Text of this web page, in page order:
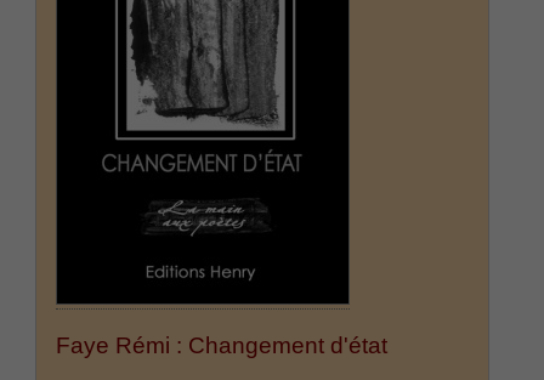
Faye Rémi : Changement d'état